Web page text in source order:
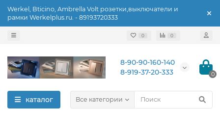
Werkel, Bticino, Ambrella Volt розетки,выключатели и
рамки Werkelplus.ru. - 89193720333
0 0
8-90-90-160-140
8-919-37-20-333
0
каталог Все категории